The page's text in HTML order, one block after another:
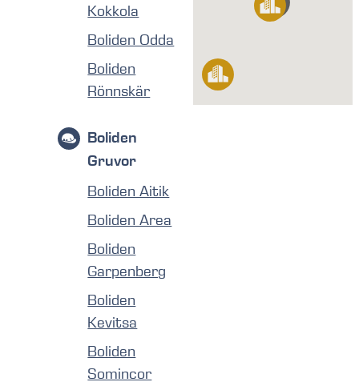
Kokkola
Boliden Odda
Boliden
Rönnskär
Boliden
Gruvor
Boliden Aitik
Boliden Area
Boliden
Garpenberg
Boliden
Kevitsa
Boliden
Somincor